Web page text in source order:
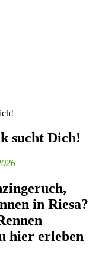
sucht Dich!
in Riesa?
hier erleben